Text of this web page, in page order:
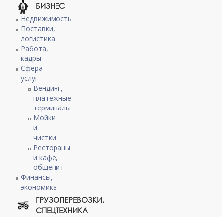
БИЗНЕС
Недвижимость
Поставки,
логистика
Работа,
кадры
Сфера
услуг
Вендинг,
платежные
терминалы
Мойки
и
чистки
Рестораны
и кафе,
общепит
Финансы,
экономика
ГРУЗОПЕРЕВОЗКИ,
СПЕЦТЕХНИКА